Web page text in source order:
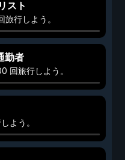
スト
行しよう。
勤者
回旅行しよう。
よう。